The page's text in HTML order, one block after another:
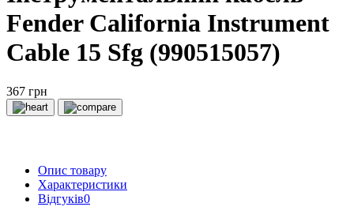
Fender California Instrument
Cable 15 Sfg (990515057)
367 грн
Опис товару
Характеристики
Відгуків0